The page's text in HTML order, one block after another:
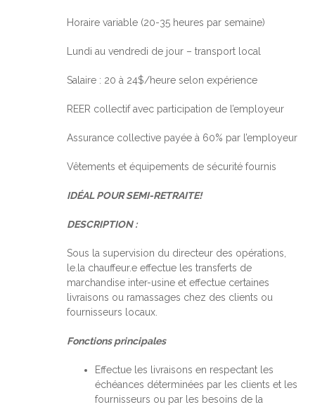
Horaire variable (20-35 heures par semaine)
Lundi au vendredi de jour – transport local
Salaire : 20 à 24$/heure selon expérience
REER collectif avec participation de l’employeur
Assurance collective payée à 60% par l’employeur
Vêtements et équipements de sécurité fournis
IDÉAL POUR SEMI-RETRAITE!
DESCRIPTION :
Sous la supervision du directeur des opérations,
le.la chauffeur.e effectue les transferts de
marchandise inter-usine et effectue certaines
livraisons ou ramassages chez des clients ou
fournisseurs locaux.
Fonctions principales
Effectue les livraisons en respectant les
échéances déterminées par les clients et les
fournisseurs ou par les besoins de la